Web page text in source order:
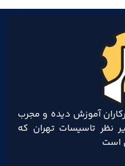
آموزش دیده و مجرب
نظر تاسیسات تهران که